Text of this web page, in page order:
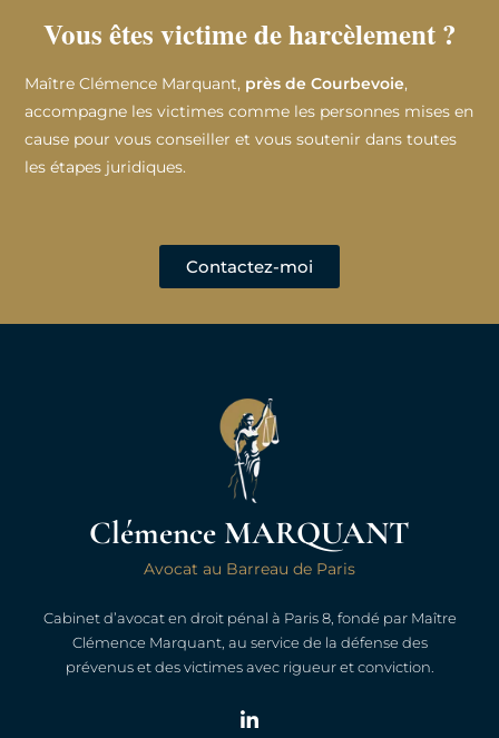
Vous êtes victime de harcèlement ?
Maître Clémence Marquant, près de Courbevoie,
accompagne les victimes comme les personnes mises en
cause pour vous conseiller et vous soutenir dans toutes
les étapes juridiques.
Contactez-moi
Clémence MARQUANT
Avocat au Barreau de Paris
Cabinet d’avocat en droit pénal à Paris 8, fondé par Maître
Clémence Marquant, au service de la défense des
prévenus et des victimes avec rigueur et conviction.